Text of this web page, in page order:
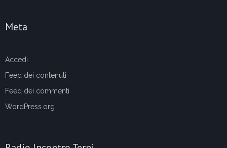
Meta
Accedi
Feed dei contenuti
Feed dei commenti
WordPress.org